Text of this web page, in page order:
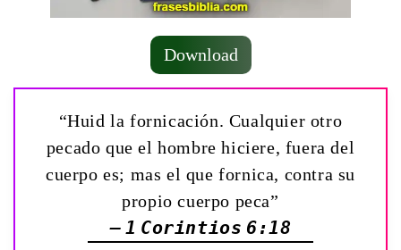
Download
“Huid la fornicación. Cualquier otro
pecado que el hombre hiciere, fuera del
cuerpo es; mas el que fornica, contra su
propio cuerpo peca”
— 1 Corintios 6:18